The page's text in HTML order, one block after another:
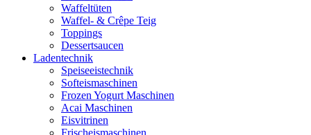
Waffeltüten
Waffel- & Crêpe Teig
Toppings
Dessertsaucen
Ladentechnik
Speiseeistechnik
Softeismaschinen
Frozen Yogurt Maschinen
Acai Maschinen
Eisvitrinen
Frischeismaschinen